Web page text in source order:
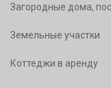
Загородные дома,
Земельные участки
Коттеджи в аренду